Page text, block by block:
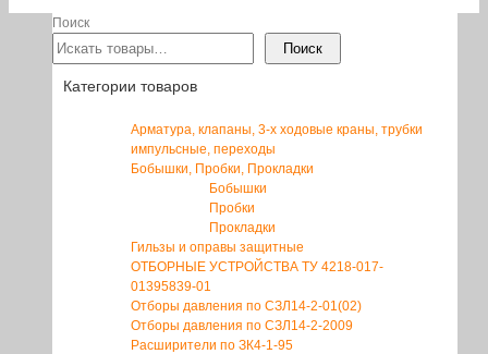
Поиск
Поиск
Категории товаров
Арматура, клапаны, 3-х ходовые краны, трубки
импульсные, переходы
Бобышки, Пробки, Прокладки
Бобышки
Пробки
Прокладки
Гильзы и оправы защитные
ОТБОРНЫЕ УСТРОЙСТВА ТУ 4218-017-
01395839-01
Отборы давления по СЗЛ14-2-01(02)
Отборы давления по СЗЛ14-2-2009
Расширители по ЗК4-1-95